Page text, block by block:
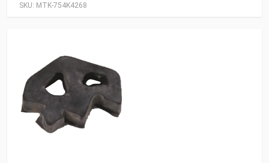
SKU: MTK-754K4268